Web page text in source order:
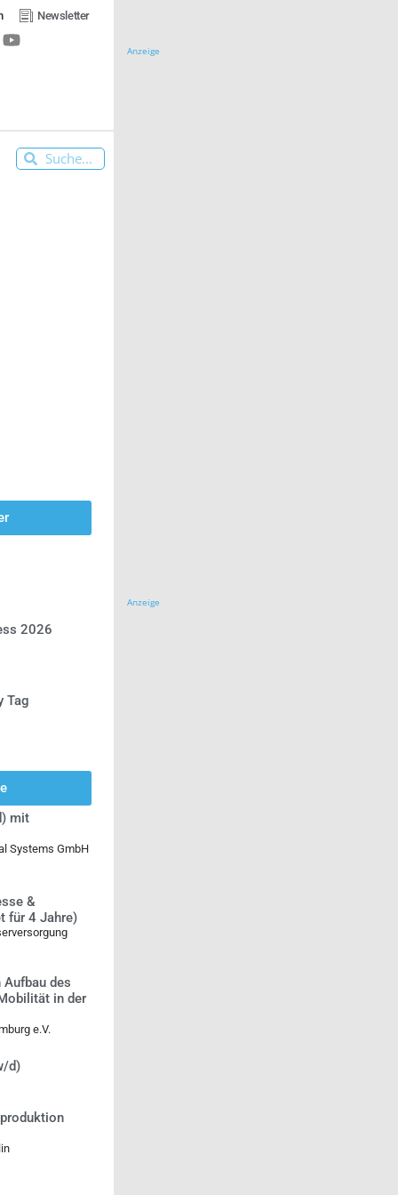
Newsletter
2026
Tag
mit
Systems GmbH
&
für 4 Jahre)
des
in der
e.V.
d)
Anzeige
Anzeige